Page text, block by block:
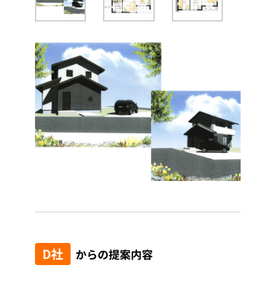
D社 からの提案内容